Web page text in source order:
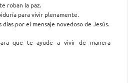
roban la paz.
para vivir plenamente.
por el mensaje novedoso de Jesús.
que te ayude a vivir de manera